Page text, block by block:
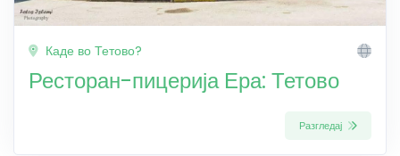
Каде во Тетово?
Ресторан-пицерија Ера: Тетово
Разгледај